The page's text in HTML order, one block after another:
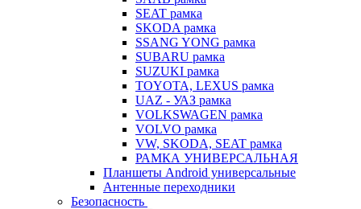
SEAT рамка
SKODA рамка
SSANG YONG рамка
SUBARU рамка
SUZUKI рамка
TOYOTA, LEXUS рамка
UAZ - УАЗ рамка
VOLKSWAGEN рамка
VOLVO рамка
VW, SKODA, SEAT рамка
РАМКА УНИВЕРСАЛЬНАЯ
Планшеты Android универсальные
Антенные переходники
Безопасность